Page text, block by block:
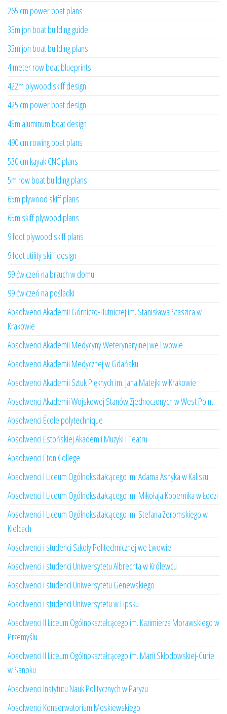
265 cm power boat plans
35m jon boat building guide
35m jon boat building plans
4 meter row boat blueprints
422m plywood skiff design
425 cm power boat design
45m aluminum boat design
490 cm rowing boat plans
530 cm kayak CNC plans
5m row boat building plans
65m plywood skiff plans
65m skiff plywood plans
9 foot plywood skiff plans
9 foot utility skiff design
99 ćwiczeń na brzuch w domu
99 ćwiczeń na pośladki
Absolwenci Akademii Górniczo-Hutniczej im. Stanisława Staszica w
Krakowie
Absolwenci Akademii Medycyny Weterynaryjnej we Lwowie
Absolwenci Akademii Medycznej w Gdańsku
Absolwenci Akademii Sztuk Pięknych im. Jana Matejki w Krakowie
Absolwenci Akademii Wojskowej Stanów Zjednoczonych w West Point
Absolwenci École polytechnique
Absolwenci Estońskiej Akademii Muzyki i Teatru
Absolwenci Eton College
Absolwenci I Liceum Ogólnokształcącego im. Adama Asnyka w Kaliszu
Absolwenci I Liceum Ogólnokształcącego im. Mikołaja Kopernika w Łodzi
Absolwenci I Liceum Ogólnokształcącego im. Stefana Żeromskiego w
Kielcach
Absolwenci i studenci Szkoły Politechnicznej we Lwowie
Absolwenci i studenci Uniwersytetu Albrechta w Królewcu
Absolwenci i studenci Uniwersytetu Genewskiego
Absolwenci i studenci Uniwersytetu w Lipsku
Absolwenci II Liceum Ogólnokształcącego im. Kazimierza Morawskiego w
Przemyślu
Absolwenci II Liceum Ogólnokształcącego im. Marii Skłodowskiej-Curie
w Sanoku
Absolwenci Instytutu Nauk Politycznych w Paryżu
Absolwenci Konserwatorium Moskiewskiego